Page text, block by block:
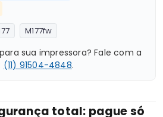
M177fw
sua impressora? Fale com a
(11) 91504-4848.
total: pague só